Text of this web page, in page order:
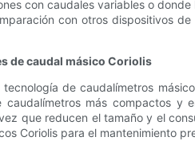
con caudales variables o
con otros dispositivos
de caudal másico Coriolis
de caudalímetros
más compactos y
que reducen el tamaño y el
Coriolis para el mantenimiento